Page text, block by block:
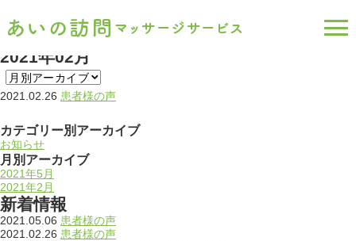
お知らせ
news
2021年02月
2021.02.26 患者様の声
カテゴリー別アーカイブ
お知らせ
月別アーカイブ
2021年5月
2021年2月
新着情報
2021.05.06 患者様の声
2021.02.26 患者様の声